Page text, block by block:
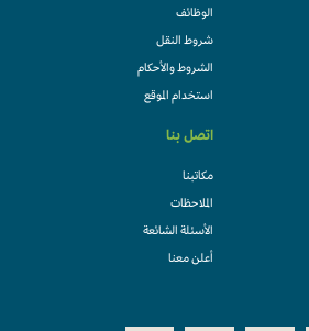
الوظائف
شروط النقل
الشروط والأحكام
استخدام الموقع
اتصل بنا
مكاتبنا
الملاحظات
الأسئلة الشائعة
أعلن معنا